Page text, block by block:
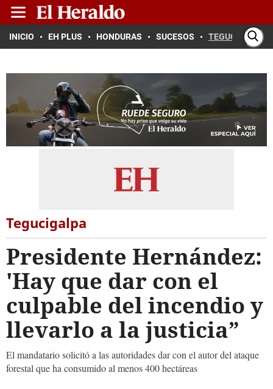
INICIO EH PLUS HONDURAS SUCESOS TEGUCIGALPA
Tegucigalpa
Presidente Hernández:
'Hay que dar con el
culpable del incendio y
llevarlo a la justicia”
El mandatario solicitó a las autoridades dar con el autor del ataque
forestal que ha consumido al menos 400 hectáreas